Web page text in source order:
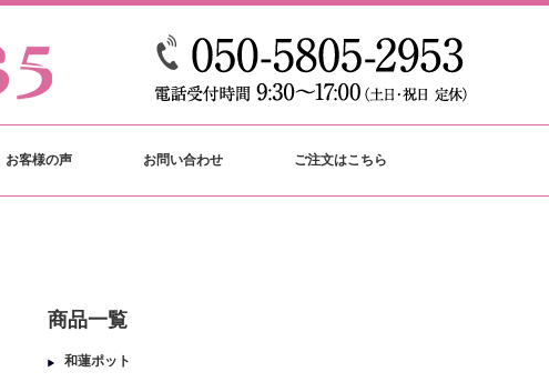
お客様の声 お問い合わせ ご注文はこちら
商品一覧
和蓮ポット